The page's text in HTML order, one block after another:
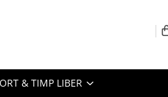
& TIMP LIBER